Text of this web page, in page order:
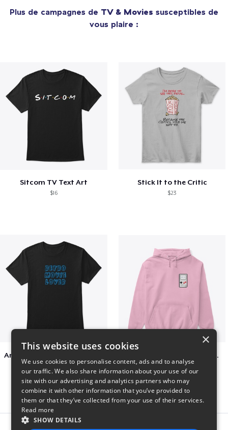
Plus de campagnes de TV & Movies susceptibles de
vous plaire :
Sitcom TV Text Art
$16
Stick It to the Critic
$23
$25
Persian Cat watching Cats TV
$7
×
This website uses cookies
We use cookies to personalise content, ads and to analyse
our traffic. We also share information about your use of our
site with our advertising and analytics partners who may
combine it with other information that you’ve provided to
them or that they’ve collected from your use of their services.
Read more
SHOW DETAILS